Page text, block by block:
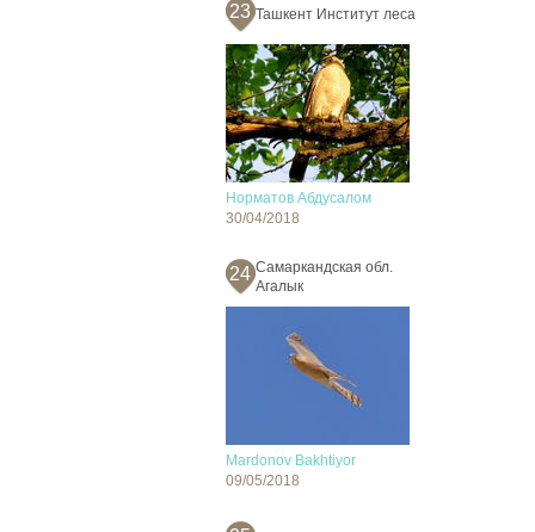
23 Ташкент Институт леса
Норматов Абдусалом
30/04/2018
24 Самаркандская обл.
Агалык
Mardonov Bakhtiyor
09/05/2018